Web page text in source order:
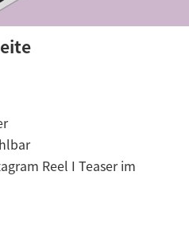
Reel I Teaser im